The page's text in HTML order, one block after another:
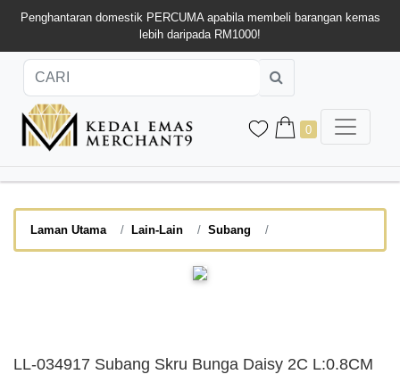
Penghantaran domestik PERCUMA apabila membeli barangan kemas
lebih daripada RM1000!
0
Laman Utama Lain-Lain Subang
LL-034917 Subang Skru Bunga Daisy 2C L:0.8CM